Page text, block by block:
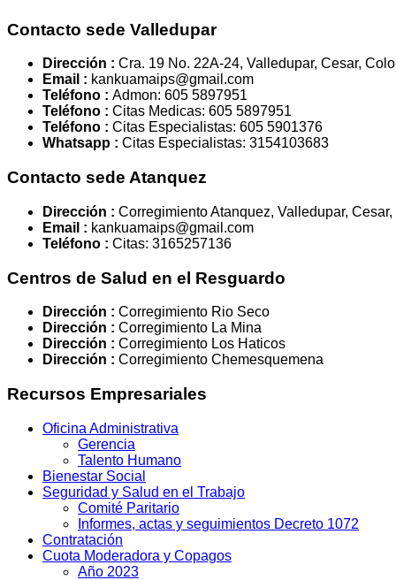
Contacto sede Valledupar
Dirección : Cra. 19 No. 22A-24, Valledupar, Cesar,
Email : kankuamaips@gmail.com
Teléfono : Admon: 605 5897951
Teléfono : Citas Medicas: 605 5897951
Teléfono : Citas Especialistas: 605 5901376
Whatsapp : Citas Especialistas: 3154103683
Contacto sede Atanquez
Dirección : Corregimiento Atanquez, Valledupar,
Email : kankuamaips@gmail.com
Teléfono : Citas: 3165257136
Centros de Salud en el Resguardo
Dirección : Corregimiento Rio Seco
Dirección : Corregimiento La Mina
Dirección : Corregimiento Los Haticos
Dirección : Corregimiento Chemesquemena
Recursos Empresariales
Oficina Administrativa
Gerencia
Talento Humano
Bienestar Social
Seguridad y Salud en el Trabajo
Comité Paritario
Informes, actas y seguimientos Decreto 1072
Contratación
Cuota Moderadora y Copagos
Año 2023